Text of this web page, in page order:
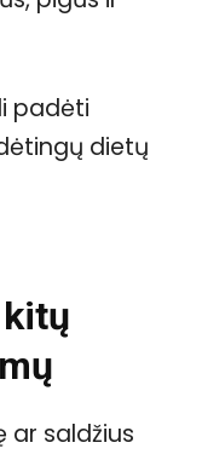
padėti
dietų
ar saldžius